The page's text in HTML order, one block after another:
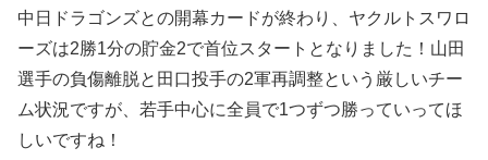
中日ドラゴンズとの開幕カードが終わり、ヤクルトスワロ
ーズは2勝1分の貯金2で首位スタートとなりました！山田
選手の負傷離脱と田口投手の2軍再調整という厳しいチー
ム状況ですが、若手中心に全員で1つずつ勝っていってほ
しいですね！